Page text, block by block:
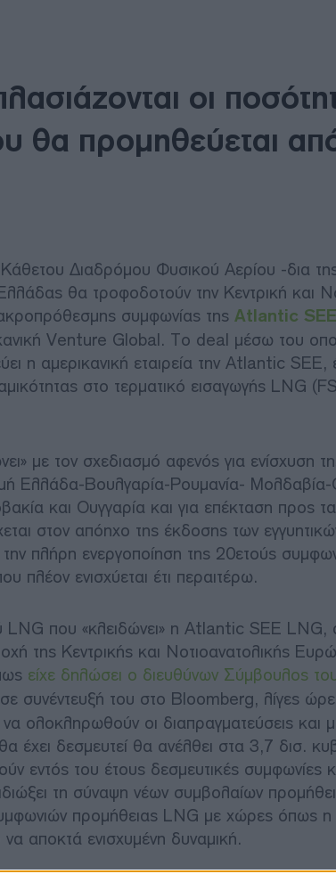
οι
θα προμηθεύεται
Κάθετου Διαδρόμου Φυσικού Αερίου -δια
θα τροφοδοτούν την Κεντρική και
συμφωνίας της Atlantic
Venture Global. Το deal μέσω του
η αμερικανική εταιρεία την Atlantic SEE,
στο τερματικό εισαγωγής LNG
με τον σχεδιασμό αφενός για ενίσχυση
Ελλάδα-Βουλγαρία-Ρουμανία- Μολδαβία-
και Ουγγαρία και για επέκταση προς
στον απόηχο της έκδοσης των
πλήρη ενεργοποίηση της 20ετούς
ενισχύεται έτι περαιτέρω.
LNG που «κλειδώνει» η Atlantic SEE LNG,
της Κεντρικής και Νοτιοανατολικής
είχε δηλώσει ο διευθύνων Σύμβουλος
σε συνέντευξή του στο Bloomberg, λίγες
ολοκληρωθούν οι διαπραγματεύσεις και
έχει δεσμευτεί θα ανέλθει στα 3,7 δισ.
εντός του έτους δεσμευτικές συμφωνίες
τη σύναψη νέων συμβολαίων
προμήθειας LNG με χώρες όπως
αποκτά ενισχυμένη δυναμική.